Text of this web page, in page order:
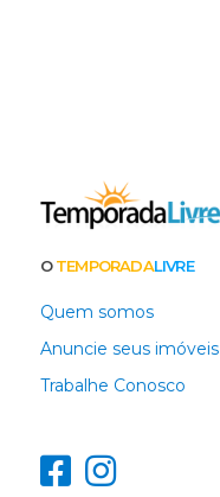
OTEMPORADALIVRE
Quem somos
Anuncie seus imóveis
Trabalhe Conosco